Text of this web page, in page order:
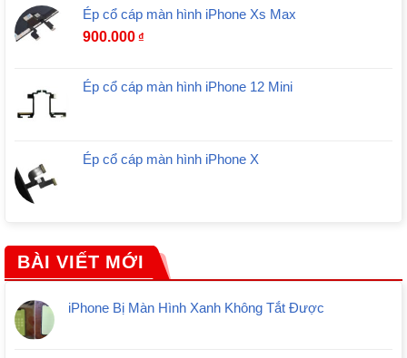
Ép cổ cáp màn hình iPhone Xs Max
900.000 ₫
Ép cổ cáp màn hình iPhone 12 Mini
Ép cổ cáp màn hình iPhone X
BÀI VIẾT MỚI
iPhone Bị Màn Hình Xanh Không Tắt Được